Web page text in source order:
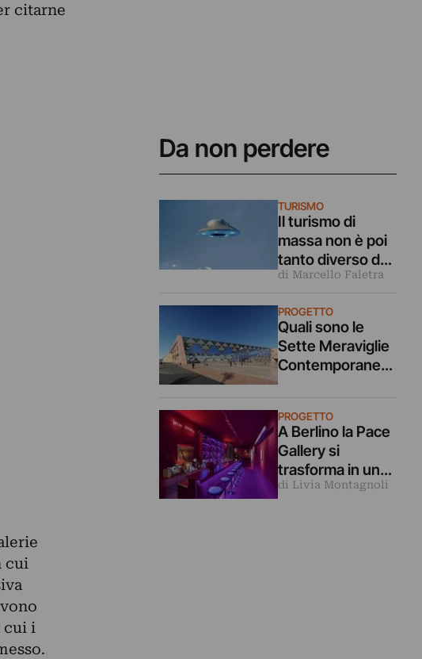
citarne
cui
cui i
Da non perdere
TURISMO
Il turismo di
massa non è poi
tanto diverso da
un’invasione
di Marcello Faletra
PROGETTO
Quali sono le
Sette Meraviglie
Contemporanee
del mondo? C’è
online per
eleggerle
PROGETTO
A Berlino la Pace
Gallery si
trasforma in un
bar d’artista (per
di Livia Montagnoli